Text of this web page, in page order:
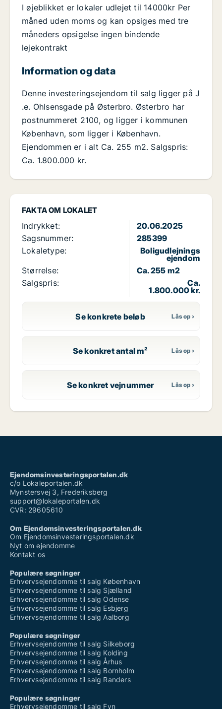
FAKTA OM LOKALET
Indrykket:
20.06.2025
Sagsnummer:
285399
Lokaletype:
Boligudlejnings
ejendom
Størrelse:
Ca. 255 m2
Salgspris:
Ca.
1.800.000 kr.
Se konkrete beløb
Se konkret antal m²
Se konkret vejnummer
I øjeblikket er lokaler udlejet til 14000kr Per
måned uden moms og kan opsiges med tre
måneders opsigelse ingen bindende
lejekontrakt
Information og data
Denne investeringsejendom til salg ligger på J
.e. Ohlsensgade på Østerbro. Østerbro har
postnummeret 2100, og ligger i kommunen
København, som ligger i København.
Ejendommen er i alt Ca. 255 m2. Salgspris:
Ca. 1.800.000 kr.
Ejendomsinvesteringsportalen.dk
c/o Lokaleportalen.dk
Mynstersvej 3, Frederiksberg
support@lokaleportalen.dk
CVR: 29605610
Om Ejendomsinvesteringsportalen.dk
Om Ejendomsinvesteringsportalen.dk
Nyt om ejendomme
Kontakt os
Populære søgninger
Erhvervsejendomme til salg København
Erhvervsejendomme til salg Sjælland
Erhvervsejendomme til salg Odense
Erhvervsejendomme til salg Esbjerg
Erhvervsejendomme til salg Aalborg
Populære søgninger
Erhvervsejendomme til salg Silkeborg
Erhvervsejendomme til salg Kolding
Erhvervsejendomme til salg Århus
Erhvervsejendomme til salg Bornholm
Erhvervsejendomme til salg Randers
Populære søgninger
Erhvervsejendomme til salg Fyn